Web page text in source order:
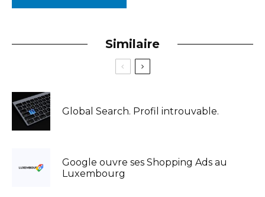
Similaire
Global Search. Profil introuvable.
Google ouvre ses Shopping Ads au
Luxembourg